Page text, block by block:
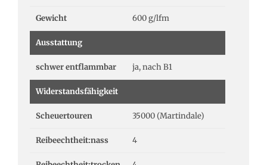
Gewicht 600 g/lfm
Ausstattung
schwer entflammbar ja, nach B1
Widerstandsfähigkeit
Scheuertouren 35000 (Martindale)
Reibeechtheit:nass 4